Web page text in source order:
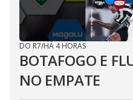
DO R7/HÁ 4 HORAS
BOTAFOGO E
NO EMPATE